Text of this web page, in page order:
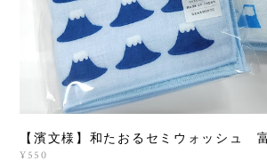
【濱文様】和たおるセミウォッシュ
¥550